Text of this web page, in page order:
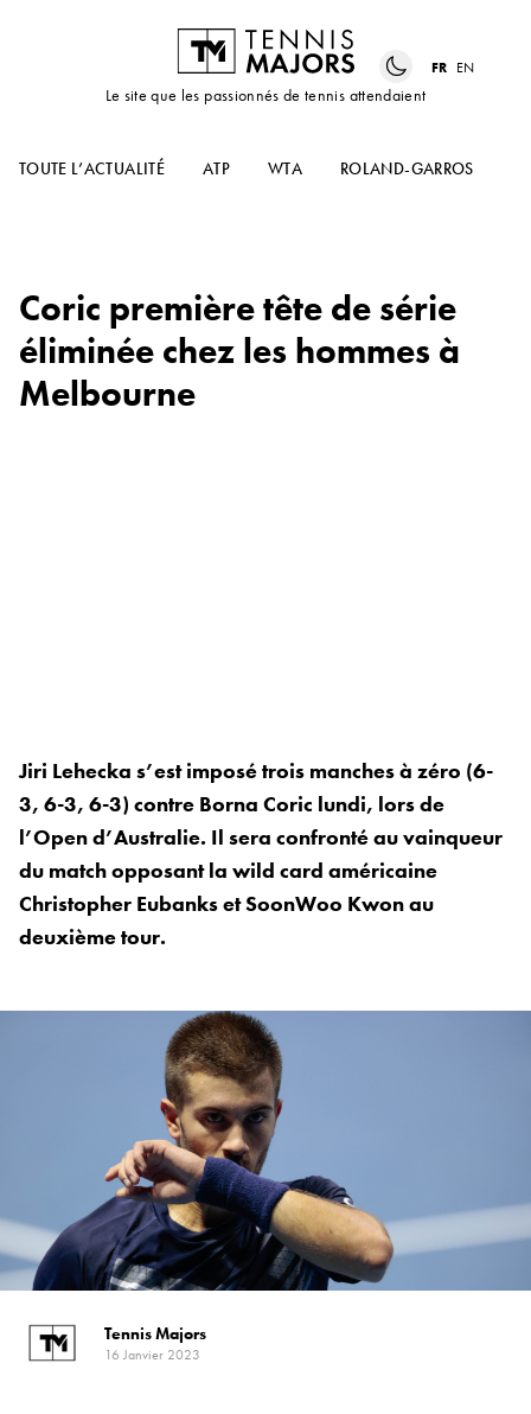
Le site que les passionnés de tennis attendaient
FR EN
TOUTE L’ACTUALITÉ ATP WTA ROLAND-GARROS
Coric première tête de série
éliminée chez les hommes à
Melbourne
Jiri Lehecka s’est imposé trois manches à zéro (6-
3, 6-3, 6-3) contre Borna Coric lundi, lors de
l’Open d’Australie. Il sera confronté au vainqueur
du match opposant la wild card américaine
Christopher Eubanks et SoonWoo Kwon au
deuxième tour.
Tennis Majors
16 Janvier 2023